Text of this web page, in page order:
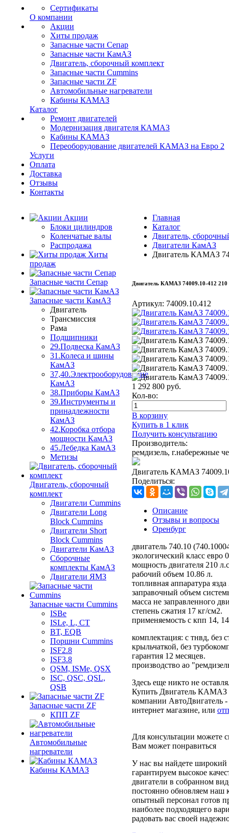
Сертификаты
О компании
Акции
Хиты продаж
Запасные части Сепар
Запасные части КамАЗ
Двигатель, сборочный комплект
Запасные части Cummins
Запасные части ZF
Автомобильные нагреватели
Кабины КАМАЗ
Каталог
Ремонт двигателей
Модернизация двигателя КАМАЗ
Кабины КАМАЗ
Переоборудование двигателей КАМАЗ на Евро 2
Услуги
Оплата
Доставка
Отзывы
Контакты
Акции
Блоки цилиндров
Коленчатые валы
Распродажа
Хиты
продаж
Запасные части Сепар
Запасные части КамАЗ
Двигатель
Трансмиссия
Рама
Подшипники
29.Подвеска КамАЗ
31.Колеса и шины
КамАЗ
37,40.Электрооборудование
КамАЗ
38.Приборы КамАЗ
39.Инструменты и
принадлежности
КамАЗ
42.Коробка отбора
мощности КамАЗ
45.Лебедка КамАЗ
Метизы
Двигатель, сборочный
комплект
Двигатели Cummins
Двигатели Long
Bloсk Cummins
Двигатели Short
Bloсk Cummins
Двигатели КамАЗ
Сборочные
комплекты КамАЗ
Двигатели ЯМЗ
Запасные части Cummins
ISBe
ISLe, L, CT
BT, EQB
Поршни Cummins
ISF2.8
ISF3.8
QSM, ISMe, QSX
ISC, QSC, QSL,
QSB
Запасные части ZF
КПП ZF
Автомобильные
нагреватели
Кабины КАМАЗ
Главная
Каталог
Двигатель,
Двигатели КамАЗ
Двигатель КАМАЗ
Двигатель КАМАЗ 74009.10-412
Артикул: 74009.10.412
1 292 800 руб.
Кол-во:
В корзину
Купить в 1 клик
Получить консультацию
Производитель:
ремдизель, г.набережные
Двигатель КАМАЗ
Поделиться:
Описание
Отзывы и вопросы
Оренбург
двигатель 740.10
экологический класс евро 0
мощность двигателя 210
рабочий объем 10.86 л.
топливная аппаратура язда
заправочный объем
масса не заправленного
степень сжатия 17 кг/см2.
применяемость с кпп 14,
комплектация: с тнвд, без
крыльчаткой, без
гарантия 12 месяцев.
производство ао
Здесь еще никто не
Купить Двигатель КАМАЗ
компании АвтоДвигатель -
интернет магазине, или
Для консультации можете
Вам может понравиться
У нас вы найдете широкий
гарантируем высокое
двигатели в собранном
постоянно обновляем наш
опытный персонал готов
наиболее подходящего
радовать вас своей